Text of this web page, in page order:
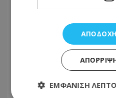
ΕΜΦΆΝΙΣΗ